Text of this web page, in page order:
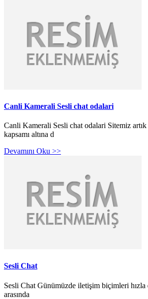
Canli Kamerali Sesli chat odalari
Canli Kamerali Sesli chat odalari Sitemiz
kapsamı altına d
Devamını Oku >>
Sesli Chat
Sesli Chat Günümüzde iletişim biçimleri
arasında